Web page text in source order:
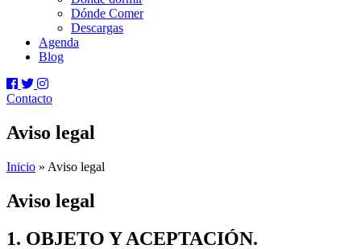
Dónde Comer
Descargas
Agenda
Blog
Contacto
Aviso legal
Inicio » Aviso legal
Aviso legal
1. OBJETO Y ACEPTACIÓN.